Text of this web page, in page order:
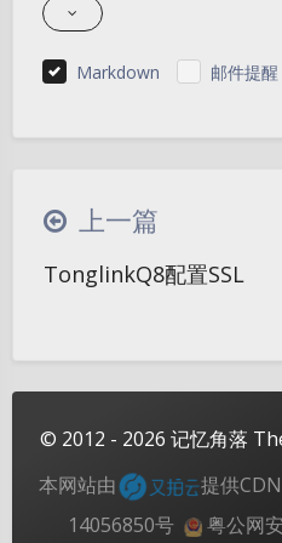
关闭
Markdown 邮件提醒
|´・ω・)ノ ヾ(≧∇≦*)
∠( ᐛ 」∠)＿
୧(๑•̀⌄•́๑)૭
(╯°A°)╯︵○○○
φ(
Σ(っ °Д °;)っ
( ,,´･ω･)
╮(╯▽╰)╭
o(*////
( ๑´•ω•) "(ㆆᴗㆆ)
上一篇
TonglinkQ8配置SSL
© 2012 - 2026 记忆角落
本网站由
提供
14056850号
粤公网